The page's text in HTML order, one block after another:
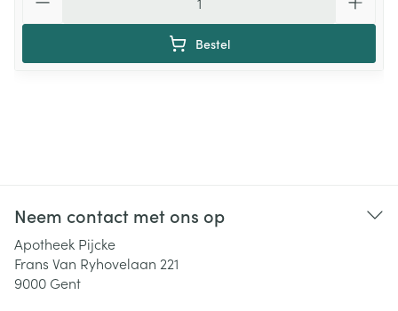
Bestel
Neem contact met ons op
Apotheek Pijcke
Frans Van Ryhovelaan 221
9000 Gent